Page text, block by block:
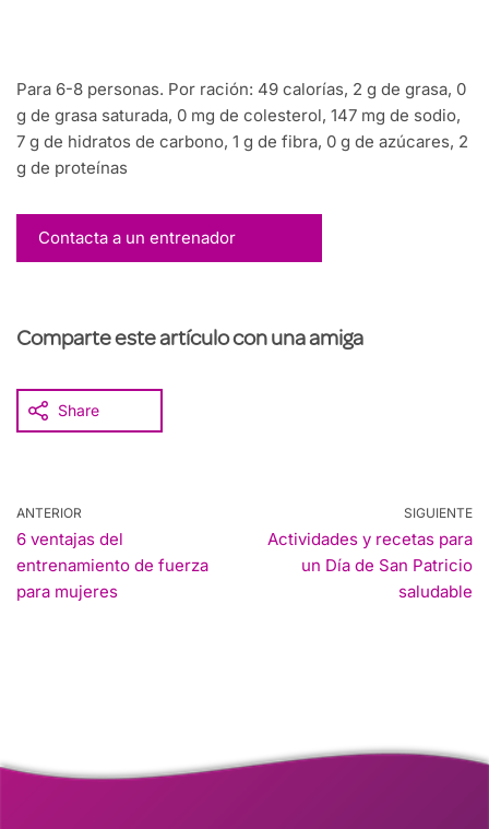
Para 6-8 personas. Por ración: 49 calorías, 2 g de grasa, 0
g de grasa saturada, 0 mg de colesterol, 147 mg de sodio,
7 g de hidratos de carbono, 1 g de fibra, 0 g de azúcares, 2
g de proteínas
Contacta a un entrenador
Comparte este artículo con una amiga
Share
ANTERIOR
6 ventajas del
entrenamiento de fuerza
para mujeres
SIGUIENTE
Actividades y recetas para
un Día de San Patricio
saludable